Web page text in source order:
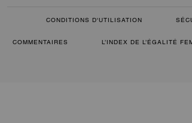
CONDITIONS D'UTILISATION
COMMENTAIRES L’INDEX DE L’ÉGALITÉ